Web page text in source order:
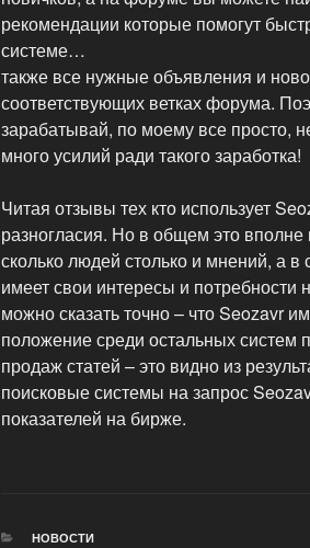
рекомендации которые помогут
системе…
также все нужные объявления и
соответствующих ветках форума.
зарабатывай, по моему все просто,
много усилий ради такого заработка!
Читая отзывы тех кто использует
разногласия. Но в общем это вполне
сколько людей столько и мнений, а
имеет свои интересы и потребности
можно сказать точно – что Seozavr
положение среди остальных систем
продаж статей – это видно из
поисковые системы на запрос
показателей на бирже.
РУБРИКИ
НОВОСТИ